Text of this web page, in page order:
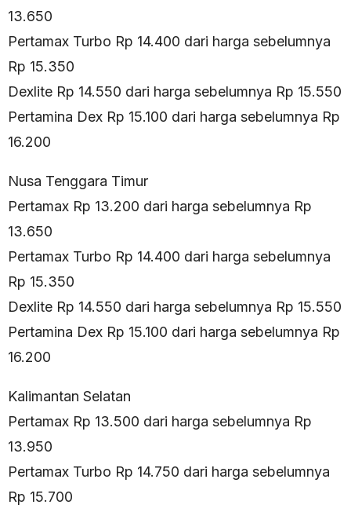
13.650
Pertamax Turbo Rp 14.400 dari harga sebelumnya
Rp 15.350
Dexlite Rp 14.550 dari harga sebelumnya Rp 15.550
Pertamina Dex Rp 15.100 dari harga sebelumnya Rp
16.200
Nusa Tenggara Timur
Pertamax Rp 13.200 dari harga sebelumnya Rp
13.650
Pertamax Turbo Rp 14.400 dari harga sebelumnya
Rp 15.350
Dexlite Rp 14.550 dari harga sebelumnya Rp 15.550
Pertamina Dex Rp 15.100 dari harga sebelumnya Rp
16.200
Kalimantan Selatan
Pertamax Rp 13.500 dari harga sebelumnya Rp
13.950
Pertamax Turbo Rp 14.750 dari harga sebelumnya
Rp 15.700